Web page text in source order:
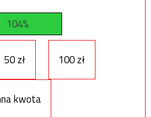
104%
50 zł 100 zł
kwota